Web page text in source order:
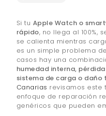
Si tu Apple Watch o
rápido, no llega al 100%,
se calienta mientras
es un simple problema
casos hay una
humedad interna,
sistema de carga o daño
Canarias revisamos este
enfoque de reparación
genéricos que pueden